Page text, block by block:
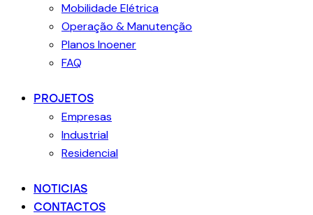
Mobilidade Elétrica
Operação & Manutenção
Planos Inoener
FAQ
PROJETOS
Empresas
Industrial
Residencial
NOTICIAS
CONTACTOS